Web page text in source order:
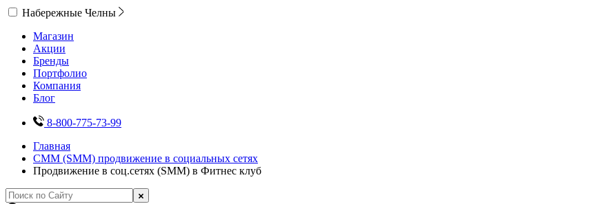
Набережные Челны
Магазин
Акции
Бренды
Портфолио
Компания
Блог
8-800-775-73-99
Главная
СММ (SMM) продвижение в социальных сетях
Продвижение в соц.сетях (SMM) в Фитнес клуб